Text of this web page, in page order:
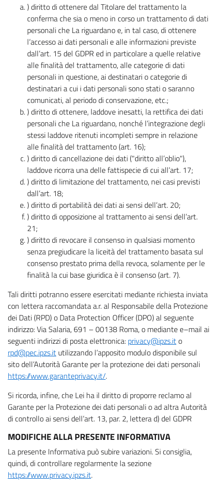
) diritto di ottenere dal Titolare del trattamento la
conferma che sia o meno in corso un trattamento di dati
personali che La riguardano e, in tal caso, di ottenere
l’accesso ai dati personali e alle informazioni previste
dall’art. 15 del GDPR ed in particolare a quelle relative
alle finalità del trattamento, alle categorie di dati
personali in questione, ai destinatari o categorie di
destinatari a cui i dati personali sono stati o saranno
comunicati, al periodo di conservazione, etc.;
) diritto di ottenere, laddove inesatti, la rettifica dei dati
personali che La riguardano, nonché l’integrazione degli
stessi laddove ritenuti incompleti sempre in relazione
alle finalità del trattamento (art. 16);
) diritto di cancellazione dei dati ("diritto all’oblio"),
laddove ricorra una delle fattispecie di cui all’art. 17;
) diritto di limitazione del trattamento, nei casi previsti
dall’art. 18;
) diritto di portabilità dei dati ai sensi dell’art. 20;
) diritto di opposizione al trattamento ai sensi dell’art.
21;
) diritto di revocare il consenso in qualsiasi momento
senza pregiudicare la liceità del trattamento basata sul
consenso prestato prima della revoca, solamente per le
finalità la cui base giuridica è il consenso (art. 7).
Tali diritti potranno essere esercitati mediante richiesta inviata
con lettera raccomandata a.r. al Responsabile della Protezione
dei Dati (RPD) o Data Protection Officer (DPO) al seguente
indirizzo: Via Salaria, 691 – 00138 Roma, o mediante e–mail ai
seguenti indirizzi di posta elettronica: privacy@ipzs.ito
rpd@pec.ipzs.it utilizzando l’apposito modulo disponibile sul
sito dell’Autorità Garante per la protezione dei dati personali
https://www.garanteprivacy.it/.
Si ricorda, infine, che Lei ha il diritto di proporre reclamo al
Garante per la Protezione dei dati personali o ad altra Autorità
di controllo ai sensi dell’art. 13, par. 2, lettera d) del GDPR
MODIFICHE ALLA PRESENTE INFORMATIVA
La presente Informativa può subire variazioni. Si consiglia,
quindi, di controllare regolarmente la sezione
https://www.privacy.ipzs.it.